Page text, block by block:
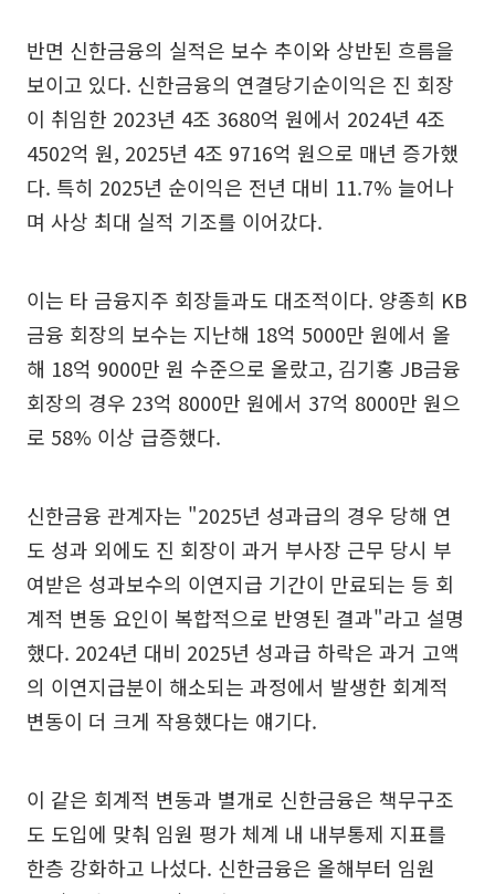
반면 신한금융의 실적은 보수 추이와 상반된 흐름을
보이고 있다. 신한금융의 연결당기순이익은 진 회장
이 취임한 2023년 4조 3680억 원에서 2024년 4조
4502억 원, 2025년 4조 9716억 원으로 매년 증가했
다. 특히 2025년 순이익은 전년 대비 11.7% 늘어나
며 사상 최대 실적 기조를 이어갔다.
이는 타 금융지주 회장들과도 대조적이다. 양종희 KB
금융 회장의 보수는 지난해 18억 5000만 원에서 올
해 18억 9000만 원 수준으로 올랐고, 김기홍 JB금융
회장의 경우 23억 8000만 원에서 37억 8000만 원으
로 58% 이상 급증했다.
신한금융 관계자는 "2025년 성과급의 경우 당해 연
도 성과 외에도 진 회장이 과거 부사장 근무 당시 부
여받은 성과보수의 이연지급 기간이 만료되는 등 회
계적 변동 요인이 복합적으로 반영된 결과"라고 설명
했다. 2024년 대비 2025년 성과급 하락은 과거 고액
의 이연지급분이 해소되는 과정에서 발생한 회계적
변동이 더 크게 작용했다는 얘기다.
이 같은 회계적 변동과 별개로 신한금융은 책무구조
도 도입에 맞춰 임원 평가 체계 내 내부통제 지표를
한층 강화하고 나섰다. 신한금융은 올해부터 임원